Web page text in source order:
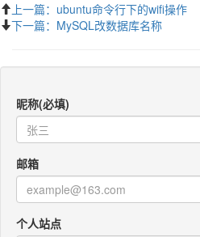
上一篇：ubuntu命令行下的wifi操作
下一篇：MySQL改数据库名称
昵称(必填)
邮箱
个人站点